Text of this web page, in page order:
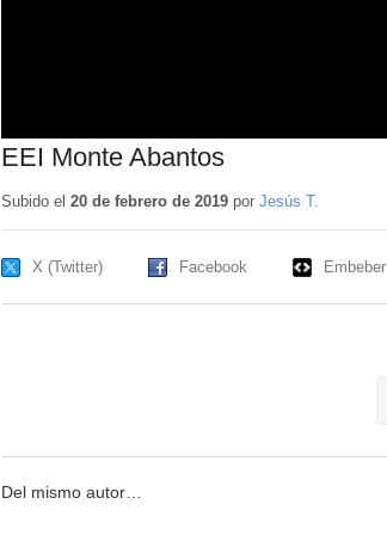
EEI Monte Abantos
Subido el 20 de febrero de 2019por Jesús T.
X (Twitter) Facebook Embeber
Del mismo autor…